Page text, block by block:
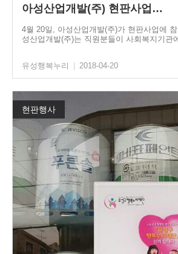
아성산업개발(주) 현판사업…
4월 20일, 아성산업개발(주)가 현판사업에
성산업개발(주)는 직원분들이 사회복지기관
유성행복누리 | 2018-04-20
현판행사